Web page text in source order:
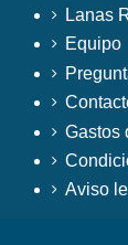
Lanas
Equipo
Gastos
Aviso